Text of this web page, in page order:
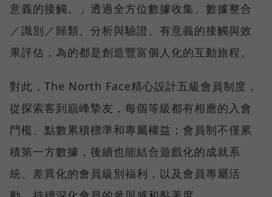
意義的接觸。」透過全方位數據收集、數據整合
／識別／歸類、分析與驗證、有意義的接觸與效
果評估，為的都是創造豐富個人化的互動旅程。
對此，The North Face精心設計五級會員制度，
從探索客到巔峰摯友，每個等級都有相應的入會
門檻、點數累積標準和專屬權益；會員制不僅累
積第一方數據，後續也能結合遊戲化的成就系
統、差異化的會員級別福利，以及會員專屬活